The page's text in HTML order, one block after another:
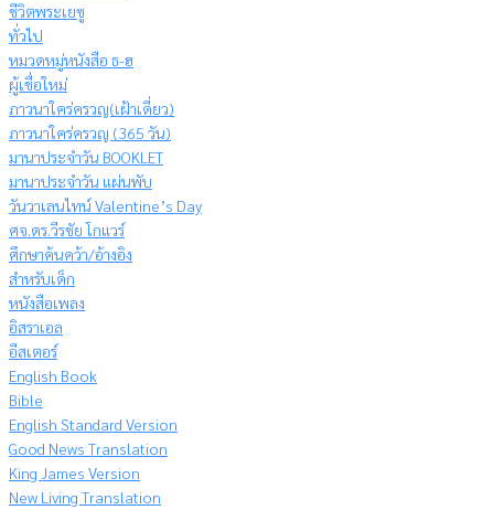
ชีวิตพระเยซู
ทั่วไป
หมวดหมู่หนังสือ ธ-ฮ
ผู้เชื่อใหม่
ภาวนาใคร่ครวญ(เฝ้าเดี่ยว)
ภาวนาใคร่ครวญ (365 วัน)
มานาประจำวัน BOOKLET
มานาประจำวัน แผ่นพับ
วันวาเลนไทน์ Valentine’s Day
ศจ.ดร.วีรชัย โกแวร์
ศึกษาค้นคว้า/อ้างอิง
สำหรับเด็ก
หนังสือเพลง
อิสราเอล
อีสเตอร์
English Book
Bible
English Standard Version
Good News Translation
King James Version
New Living Translation